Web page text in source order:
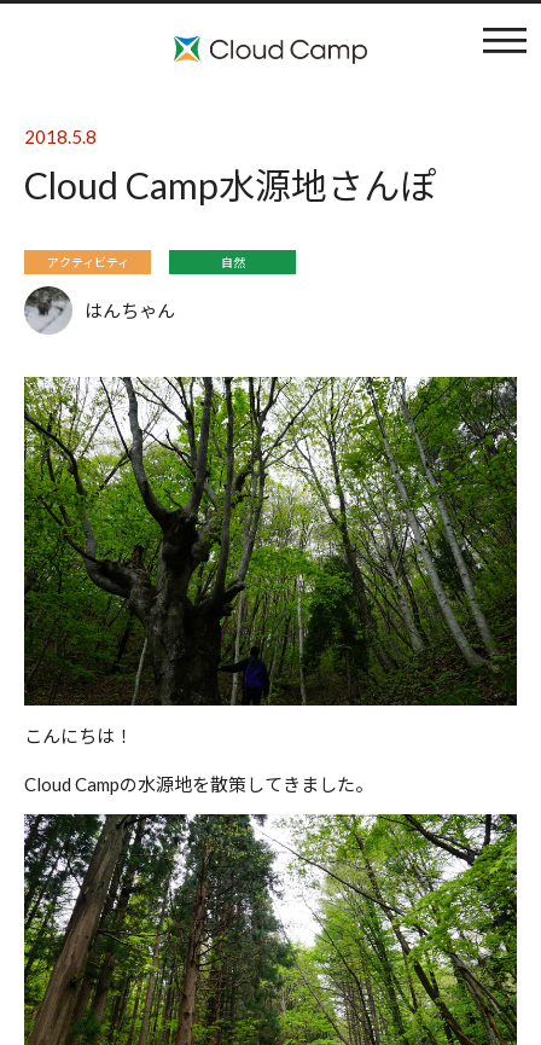
施設案内
アクティビティ
ブログ
よくある質問
2018.5.8
Cloud Camp水源地さんぽ
アクティビティ 自然
はんちゃん
こんにちは！
Cloud Campの水源地を散策してきました。